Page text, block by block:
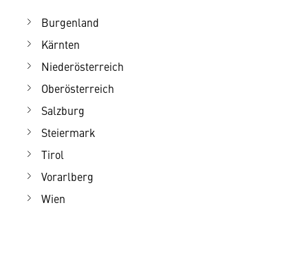
Burgenland
Kärnten
Niederösterreich
Oberösterreich
Salzburg
Steiermark
Tirol
Vorarlberg
Wien